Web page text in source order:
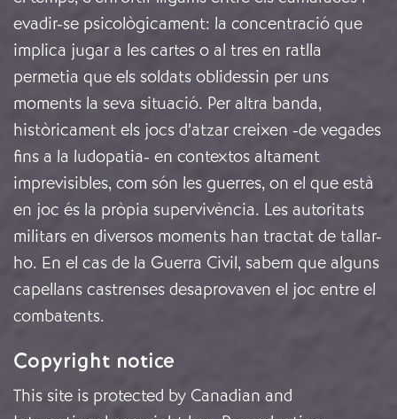
evadir-se psicològicament: la concentració que
implica jugar a les cartes o al tres en ratlla
permetia que els soldats oblidessin per uns
moments la seva situació. Per altra banda,
històricament els jocs d’atzar creixen -de vegades
fins a la ludopatia- en contextos altament
imprevisibles, com són les guerres, on el que està
en joc és la pròpia supervivència. Les autoritats
militars en diversos moments han tractat de tallar-
ho. En el cas de la Guerra Civil, sabem que alguns
capellans castrenses desaprovaven el joc entre el
combatents.
Copyright notice
This site is protected by Canadian and